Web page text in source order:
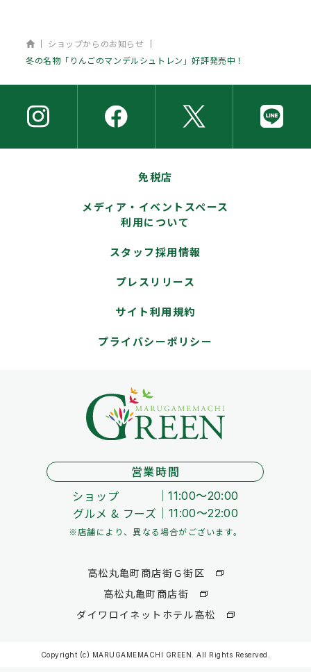
ホーム
ショップからのお知らせ
冬の名物「りんごのマンデルシュトレン」好評発売中！
免税店
メディア・イベントスペース
利用について
スタッフ採用情報
プレスリリース
サイト利用規約
プライバシーポリシー
営業時間
ショップ
11:00～20:00
グルメ & フーズ 11:00～22:00
※店舗により、異なる場合がございます。
高松丸亀町商店街Ｇ街区
高松丸亀町商店街
ダイワロイネットホテル高松
Copyright (c) MARUGAMEMACHI GREEN. All Rights Reserved.